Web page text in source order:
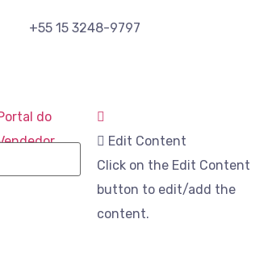
+55 15 3248-9797
do
Edit Content
Click on the Edit Content
button to edit/add the
content.